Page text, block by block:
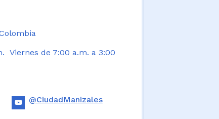
Viernes de 7:00 a.m. a 3:00
@CiudadManizales